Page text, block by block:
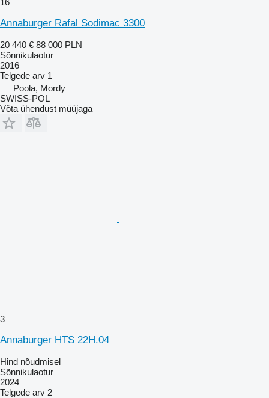
16
Annaburger Rafal Sodimac 3300
20 440 € 88 000 PLN
Sõnnikulaotur
2016
Telgede arv 1
Poola, Mordy
SWISS-POL
Võta ühendust müüjaga
3
Annaburger HTS 22H.04
Hind nõudmisel
Sõnnikulaotur
2024
Telgede arv 2